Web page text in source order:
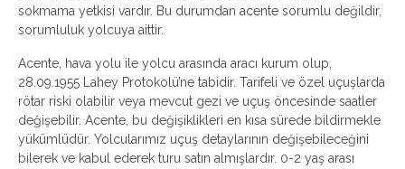
sokmama yetkisi vardır. Bu durumdan acente sorumlu değildir,
sorumluluk yolcuya aittir.
Acente, hava yolu ile yolcu arasında aracı kurum olup,
28.09.1955 Lahey Protokolü’ne tabidir. Tarifeli ve özel uçuşlarda
rötar riski olabilir veya mevcut gezi ve uçuş öncesinde saatler
değişebilir. Acente, bu değişiklikleri en kısa sürede bildirmekle
yükümlüdür. Yolcularımız uçuş detaylarının değişebileceğini
bilerek ve kabul ederek turu satın almışlardır. 0-2 yaş arası